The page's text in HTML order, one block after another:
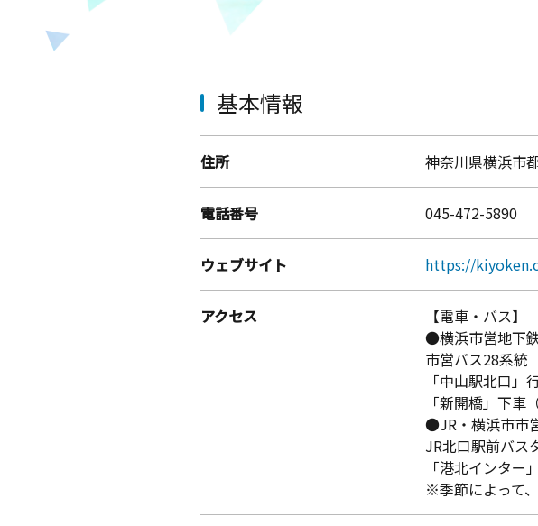
基本情報
住所 神奈川県横浜市
電話番号 045-472-5890
ウェブサイト https://
アクセス
【電車・バス】
●横浜市営地下
市営バス28系統
「中山駅北口
「新開橋」下車
●JR・横浜市市
JR北口駅前バス
「港北インタ
※季節によって